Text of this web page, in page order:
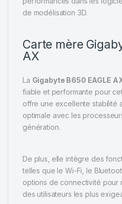
de modélisation 3D.
Carte mère
AX
La Gigabyte B650 EAGLE
fiable et performante pour
offre une excellente stabilité
optimale avec les
génération.
De plus, elle intègre des
telles que le Wi-Fi, le
options de connectivité pour
des utilisateurs les plus